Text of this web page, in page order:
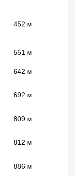
452 м
551 м
642 м
692 м
809 м
812 м
886 м